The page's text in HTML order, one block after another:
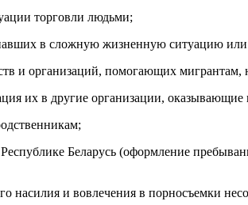
торговли людьми;
в сложную жизненную ситуацию
и организаций, помогающих мигрантам,
их в другие организации,
Беларусь (оформление
насилия и вовлечения в порносъемки